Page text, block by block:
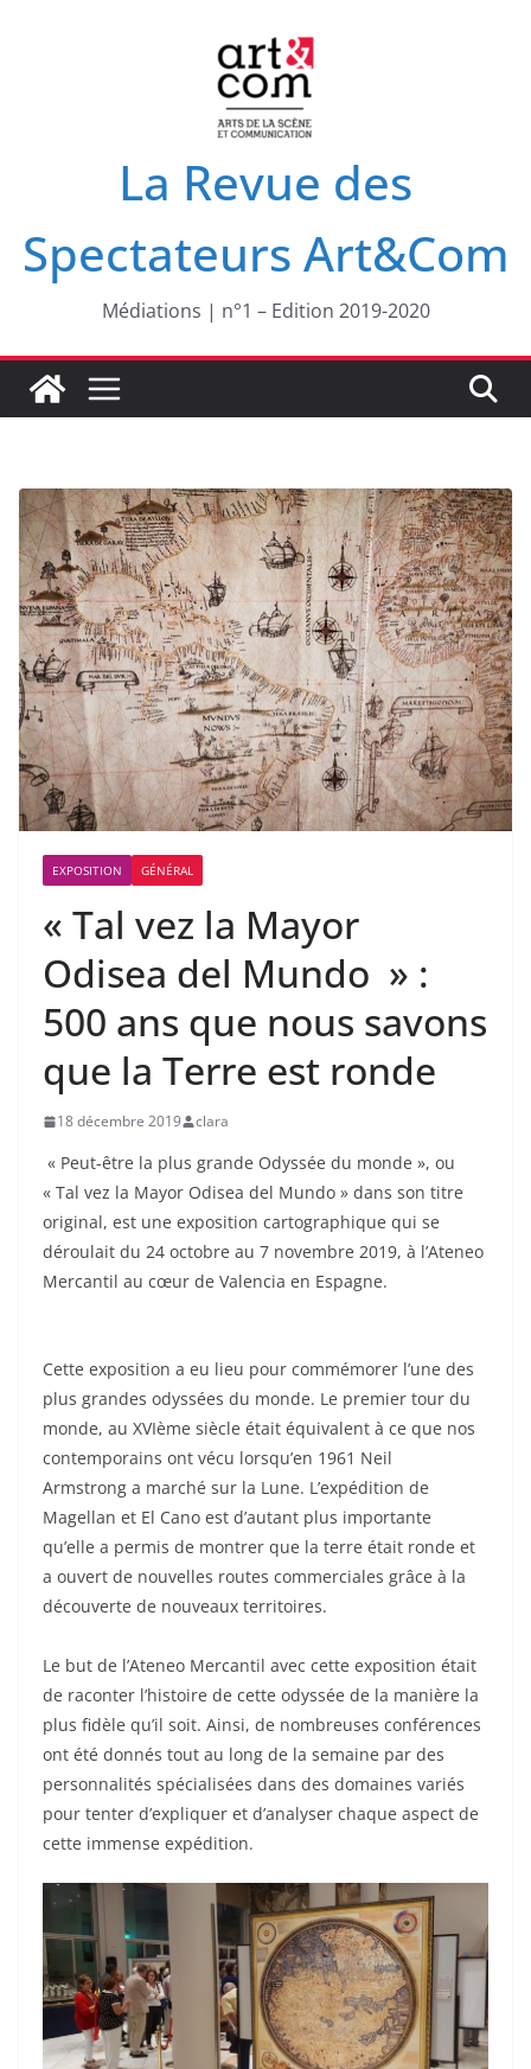
La Revue des
Spectateurs Art&Com
Médiations | n°1 – Edition 2019-2020
EXPOSITION GÉNÉRAL
« Tal vez la Mayor
Odisea del Mundo » :
500 ans que nous savons
que la Terre est ronde
18 décembre 2019 clara
« Peut-être la plus grande Odyssée du monde », ou
« Tal vez la Mayor Odisea del Mundo » dans son titre
original, est une exposition cartographique qui se
déroulait du 24 octobre au 7 novembre 2019, à l’Ateneo
Mercantil au cœur de Valencia en Espagne.
Cette exposition a eu lieu pour commémorer l’une des
plus grandes odyssées du monde. Le premier tour du
monde, au XVIème siècle était équivalent à ce que nos
contemporains ont vécu lorsqu’en 1961 Neil
Armstrong a marché sur la Lune. L’expédition de
Magellan et El Cano est d’autant plus importante
qu’elle a permis de montrer que la terre était ronde et
a ouvert de nouvelles routes commerciales grâce à la
découverte de nouveaux territoires.
Le but de l’Ateneo Mercantil avec cette exposition était
de raconter l’histoire de cette odyssée de la manière la
plus fidèle qu’il soit. Ainsi, de nombreuses conférences
ont été donnés tout au long de la semaine par des
personnalités spécialisées dans des domaines variés
pour tenter d’expliquer et d’analyser chaque aspect de
cette immense expédition.